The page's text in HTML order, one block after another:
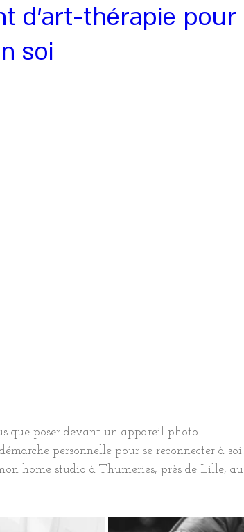
d’art-thérapie pour
soi
que poser devant un appareil photo.
personnelle pour se reconnecter à soi.
home studio à Thumeries, près de Lille, au